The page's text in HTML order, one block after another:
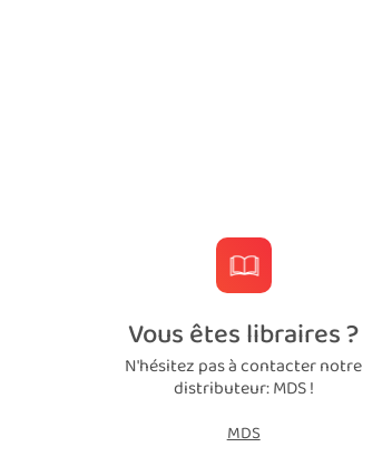
Vous êtes libraires ?
N'hésitez pas à contacter notre
distributeur: MDS !
MDS